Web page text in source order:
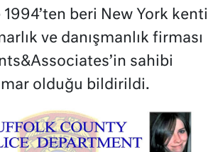
beri New York kenti
ve danışmanlık firması
sahibi
olduğu bildirildi.